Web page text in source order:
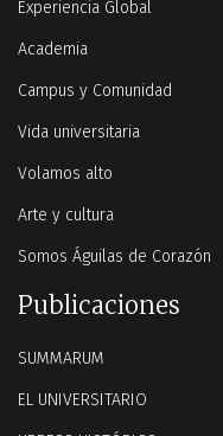
Experiencia Global
Academia
Campus y Comunidad
Vida universitaria
Volamos alto
Arte y cultura
Somos Águilas de Corazón
Publicaciones
SUMMARUM
EL UNIVERSITARIO